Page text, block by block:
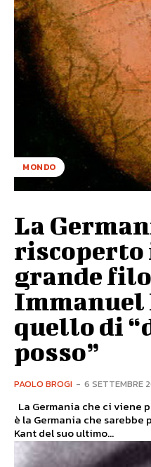
MONDO
La
riscoperto
grande
Immanuel
quello di
posso”
PAOLO BROGI - 6 SETTEMBRE
è la Germania che sarebbe
Kant del suo ultimo...